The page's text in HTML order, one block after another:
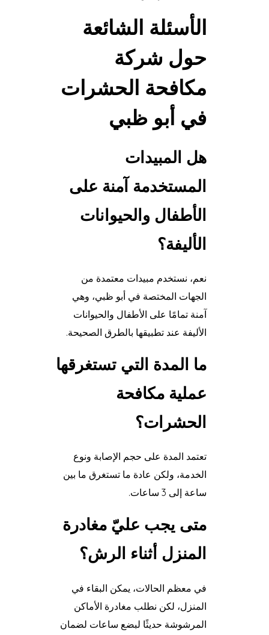
الأسئلة الشائعة
حول شركة
مكافحة الحشرات
في أبو ظبي
هل المبيدات
المستخدمة آمنة على
الأطفال والحيوانات
الأليفة؟
نعم، نستخدم مبيدات معتمدة من
الجهات المختصة في أبو ظبي، وهي
آمنة تمامًا على الأطفال والحيوانات
الأليفة عند تطبيقها بالطرق الصحيحة.
ما المدة التي تستغرقها
عملية مكافحة
الحشرات؟
تعتمد المدة على حجم الإصابة ونوع
الخدمة، ولكن عادة ما تستغرق ما بين
ساعة إلى 3 ساعات.
متى يجب عليّ مغادرة
المنزل أثناء الرش؟
في معظم الحالات، يمكن البقاء في
المنزل، لكن نطلب مغادرة الأماكن
المرشوشة حديثًا لبضع ساعات لضمان